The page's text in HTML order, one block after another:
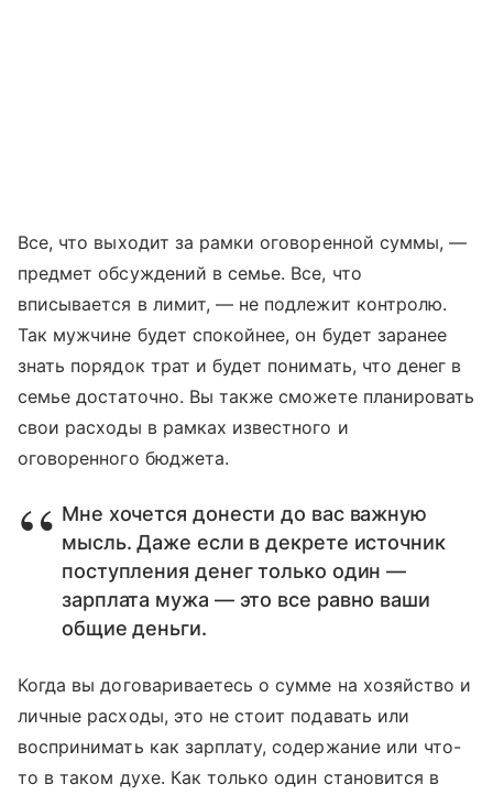
Все, что выходит за рамки оговоренной суммы, —
предмет обсуждений в семье. Все, что
вписывается в лимит, — не подлежит контролю.
Так мужчине будет спокойнее, он будет заранее
знать порядок трат и будет понимать, что денег в
семье достаточно. Вы также сможете планировать
свои расходы в рамках известного и
оговоренного бюджета.
Мне хочется донести до вас важную
мысль. Даже если в декрете источник
поступления денег только один —
зарплата мужа — это все равно ваши
общие деньги.
Когда вы договариваетесь о сумме на хозяйство и
личные расходы, это не стоит подавать или
воспринимать как зарплату, содержание или что-
то в таком духе. Как только один становится в